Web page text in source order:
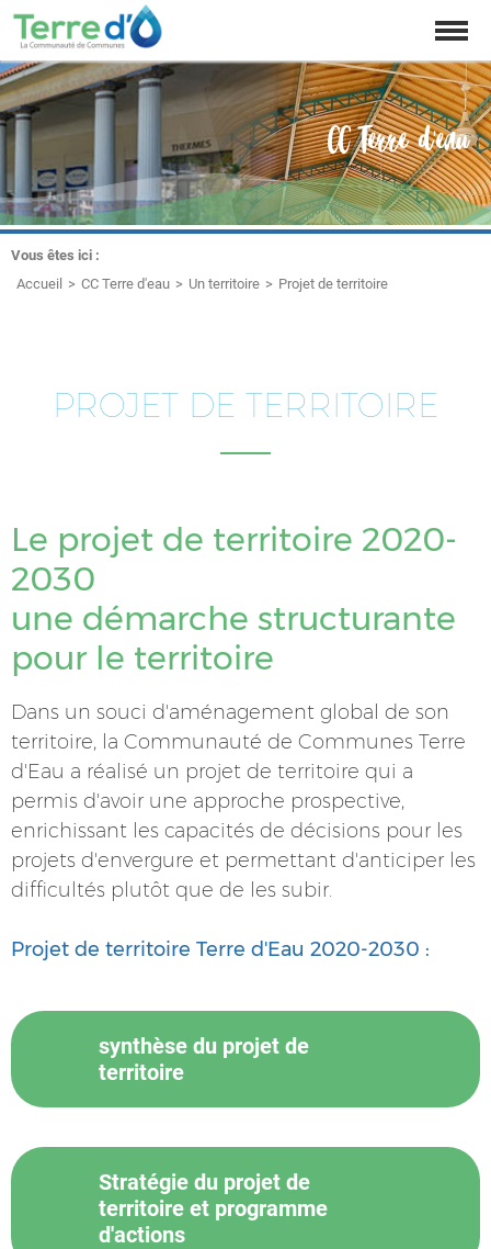
CC Terre d'eau
Vous êtes ici :
Accueil
CC Terre d'eau Un territoire Projet de territoire
PROJET DE TERRITOIRE
Le projet de territoire 2020-
2030
une démarche structurante
pour le territoire
Dans un souci d'aménagement global de son
territoire, la Communauté de Communes Terre
d'Eau a réalisé un projet de territoire qui a
permis d'avoir une approche prospective,
enrichissant les capacités de décisions pour les
projets d'envergure et permettant d'anticiper les
difficultés plutôt que de les subir.
Projet de territoire Terre d'Eau 2020-2030 :
synthèse du projet de
territoire
Stratégie du projet de
territoire et programme
d'actions